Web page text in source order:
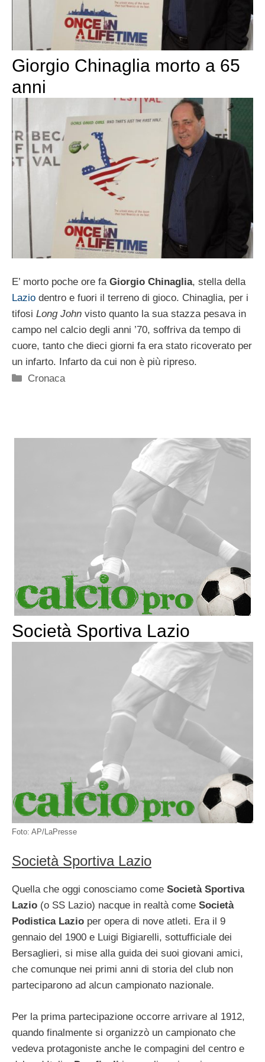
Giorgio Chinaglia morto a 65
anni
E’ morto poche ore fa Giorgio Chinaglia, stella della
Lazio dentro e fuori il terreno di gioco. Chinaglia, per i
tifosi Long John visto quanto la sua stazza pesava in
campo nel calcio degli anni ’70, soffriva da tempo di
cuore, tanto che dieci giorni fa era stato ricoverato per
un infarto. Infarto da cui non è più ripreso.
Categorie
Cronaca
Società Sportiva Lazio
Foto: AP/LaPresse
Società Sportiva Lazio
Quella che oggi conosciamo come Società Sportiva
Lazio (o SS Lazio) nacque in realtà come Società
Podistica Lazio per opera di nove atleti. Era il 9
gennaio del 1900 e Luigi Bigiarelli, sottufficiale dei
Bersaglieri, si mise alla guida dei suoi giovani amici,
che comunque nei primi anni di storia del club non
parteciparono ad alcun campionato nazionale.
Per la prima partecipazione occorre arrivare al 1912,
quando finalmente si organizzò un campionato che
vedeva protagoniste anche le compagini del centro e